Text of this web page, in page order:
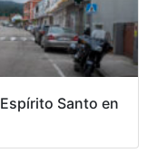
Santo en